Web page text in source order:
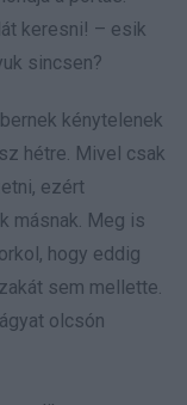
keresni! – esik
sincsen?
kénytelenek
hétre. Mivel csak
ezért
másnak. Meg is
hogy eddig
sem mellette.
olcsón